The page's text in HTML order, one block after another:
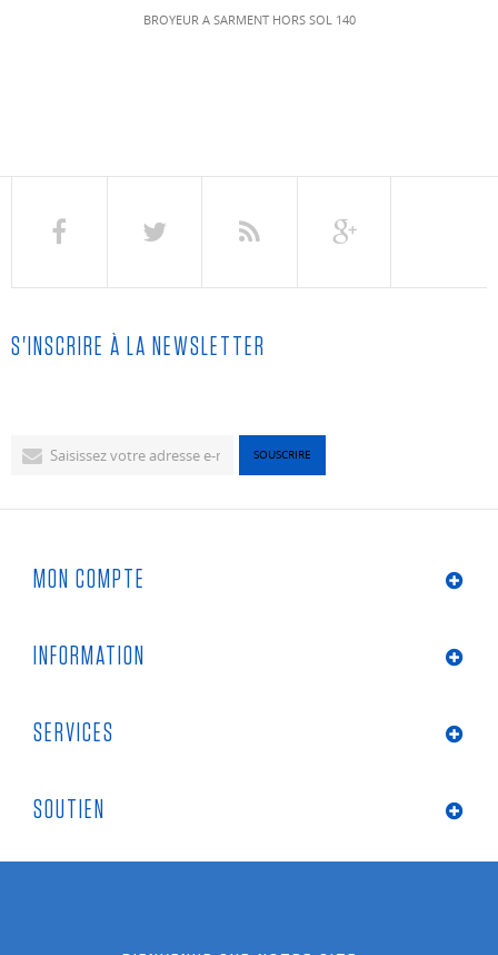
BROYEUR A SARMENT HORS SOL 140
S'INSCRIRE À LA NEWSLETTER
MON COMPTE
INFORMATION
SERVICES
SOUTIEN